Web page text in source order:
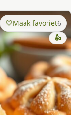
Maak favoriet6
👍